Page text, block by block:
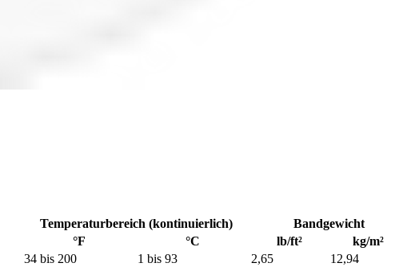
Temperaturbereich (kontinuierlich)
Bandgewicht
°F °C lb/ft²
kg/m²
34 bis 200 1 bis 93 2,65
12,94